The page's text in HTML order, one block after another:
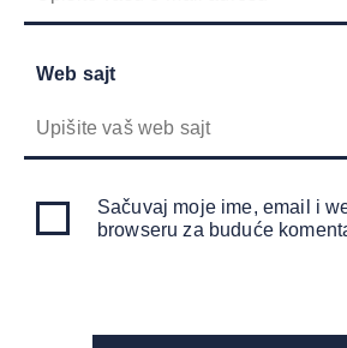
Web sajt
Sačuvaj moje ime, email i
browseru za buduće